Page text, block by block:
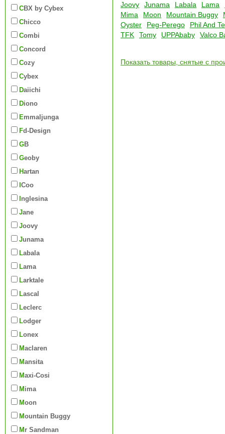
CBX by Cybex
Chicco
Combi
Concord
Cozy
Cybex
Daiichi
Diono
Emmaljunga
Fd-Design
GB
Geoby
Hartan
iCoo
Inglesina
Jane
Joovy
Junama
Labala
Lama
Larktale
Lascal
Leclerc
Lodger
Lonex
Maclaren
Mansita
Maxi-Cosi
Mima
Moon
Mountain Buggy
Mr Sandman
Joovy
Junama Labala Lama
Mima
Moon Mountain Buggy
Oyster
Peg-Perego
Phil And
TFK
Tomy UPPAbaby Valco
Показать товары, снятые с